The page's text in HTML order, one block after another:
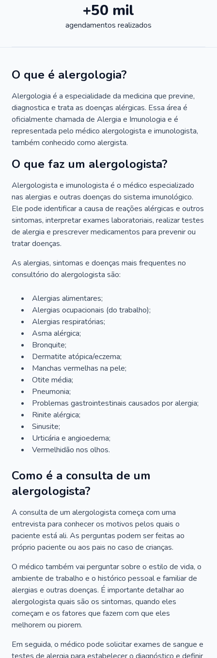
+50 mil
agendamentos realizados
O que é alergologia?
Alergologia é a especialidade da medicina que previne,
diagnostica e trata as doenças alérgicas. Essa área é
oficialmente chamada de Alergia e Imunologia e é
representada pelo médico alergologista e imunologista,
também conhecido como alergista.
O que faz um alergologista?
Alergologista e imunologista é o médico especializado
nas alergias e outras doenças do sistema imunológico.
Ele pode identificar a causa de reações alérgicas e outros
sintomas, interpretar exames laboratoriais, realizar testes
de alergia e prescrever medicamentos para prevenir ou
tratar doenças.
As alergias, sintomas e doenças mais frequentes no
consultório do alergologista são:
Alergias alimentares;
Alergias ocupacionais (do trabalho);
Alergias respiratórias;
Asma alérgica;
Bronquite;
Dermatite atópica/eczema;
Manchas vermelhas na pele;
Otite média;
Pneumonia;
Problemas gastrointestinais causados por alergia;
Rinite alérgica;
Sinusite;
Urticária e angioedema;
Vermelhidão nos olhos.
Como é a consulta de um
alergologista?
A consulta de um alergologista começa com uma
entrevista para conhecer os motivos pelos quais o
paciente está ali. As perguntas podem ser feitas ao
próprio paciente ou aos pais no caso de crianças.
O médico também vai perguntar sobre o estilo de vida, o
ambiente de trabalho e o histórico pessoal e familiar de
alergias e outras doenças. É importante detalhar ao
alergologista quais são os sintomas, quando eles
começam e os fatores que fazem com que eles
melhorem ou piorem.
Em seguida, o médico pode solicitar exames de sangue e